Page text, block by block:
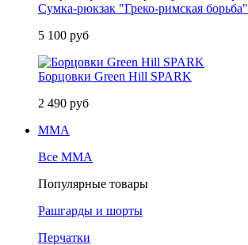
Сумка-рюкзак "Греко-римская борьба"
5 100 руб
Борцовки Green Hill SPARK
2 490 руб
MMA
Все MMA
Популярные товары
Рашгарды и шорты
Перчатки